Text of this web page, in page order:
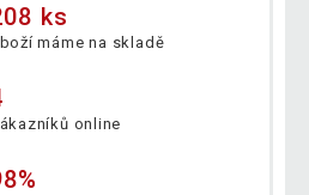
ks
máme na skladě
online